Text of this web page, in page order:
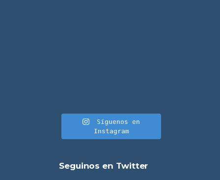
Síguenos en
Instagram
Seguinos en Twitter